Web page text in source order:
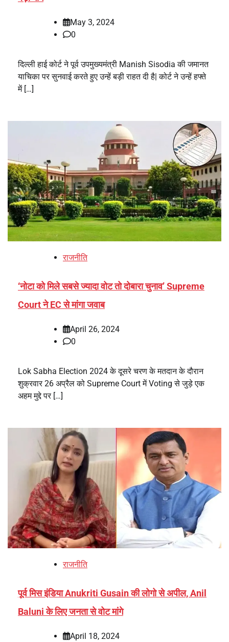
May 3, 2024
0
दिल्ली हाई कोर्ट ने पूर्व उपमुख्यमंत्री Manish Sisodia की जमानत
याचिका पर सुनवाई करते हुए उन्हें बड़ी राहत दी है| कोर्ट ने उन्हें हफ्ते
में […]
राजनीति
‘नोटा को मिले सबसे ज्यादा वोट तो दोबारा चुनाव’ Supreme
Court ने EC से मांगा जवाब
April 26, 2024
0
Lok Sabha Election 2024 के दूसरे चरण के मतदान के दौरान
शुक्रवार 26 अप्रैल को Supreme Court में Voting से जुड़े एक
अहम मुद्दे पर […]
राजनीति
पूर्व मिस इंडिया Anukriti Gusain की लोगो से अपील, Anil
Baluni के लिए जनता से वोट मांगे
April 18, 2024